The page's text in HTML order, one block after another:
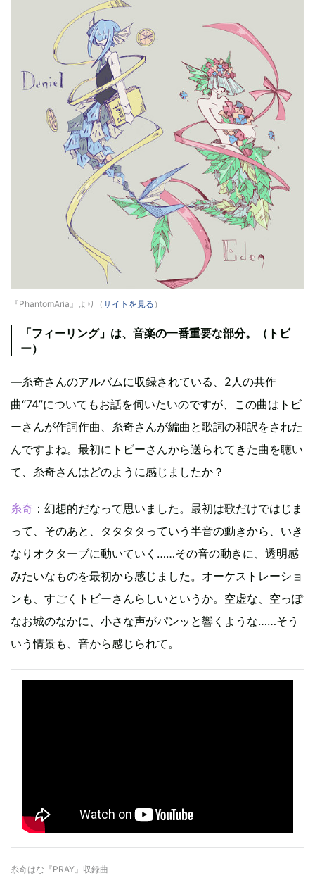
『PhantomAria』より（サイトを見る ）
「フィーリング」は、音楽の一番重要な部分。（トビ
ー）
—糸奇さんのアルバムに収録されている、2人の共作
曲“74”についてもお話を伺いたいのですが、この曲はトビ
ーさんが作詞作曲、糸奇さんが編曲と歌詞の和訳をされた
んですよね。最初にトビーさんから送られてきた曲を聴い
て、糸奇さんはどのように感じましたか？
糸奇 ：幻想的だなって思いました。最初は歌だけではじま
って、そのあと、タタタタっていう半音の動きから、いき
なりオクターブに動いていく……その音の動きに、透明感
みたいなものを最初から感じました。オーケストレーショ
ンも、すごくトビーさんらしいというか。空虚な、空っぽ
なお城のなかに、小さな声がパンッと響くような……そう
いう情景も、音から感じられて。
糸奇はな『PRAY』収録曲